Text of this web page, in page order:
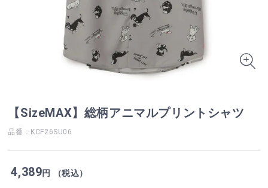
【SizeMAX】総柄アニマルプリントシャツ
品番：KCF26SU06
4,389円 （税込）